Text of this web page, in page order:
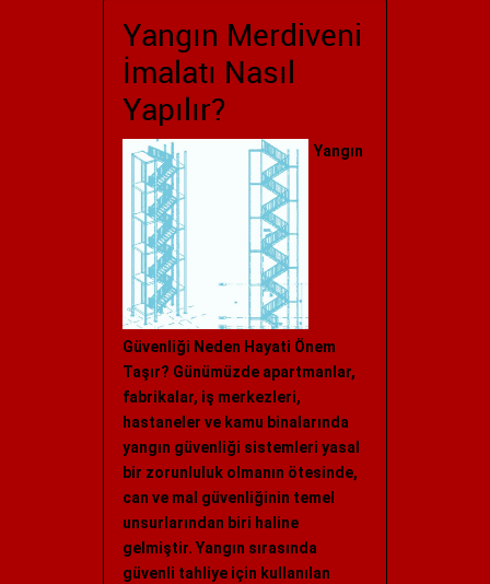
Yangın Merdiveni
İmalatı Nasıl
Yapılır?
Yangın
Güvenliği Neden Hayati Önem
Taşır? Günümüzde apartmanlar,
fabrikalar, iş merkezleri,
hastaneler ve kamu binalarında
yangın güvenliği sistemleri yasal
bir zorunluluk olmanın ötesinde,
can ve mal güvenliğinin temel
unsurlarından biri haline
gelmiştir. Yangın sırasında
güvenli tahliye için kullanılan